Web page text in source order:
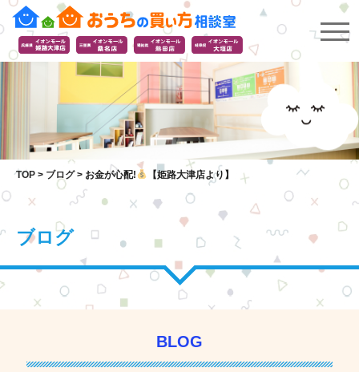
TOP > ブログ> お金が心配! 【姫路大津店より】
ブログ
BLOG